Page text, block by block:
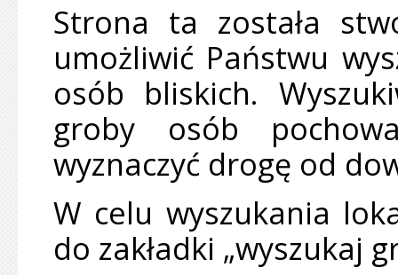
Strona ta została
umożliwić Państwu
osób bliskich.
groby osób
wyznaczyć drogę od
W celu wyszukania
do zakładki „wyszukaj